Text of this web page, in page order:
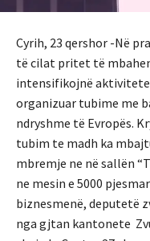
Cyrih, 23 qershor -Në
të cilat pritet të
intensifikojnë
organizuar tubime me
ndryshme të Evropës.
tubim te madh ka
mbremje ne në sallën
ne mesin e 5000
biznesmenë, deputetë
nga gjtan kantonete